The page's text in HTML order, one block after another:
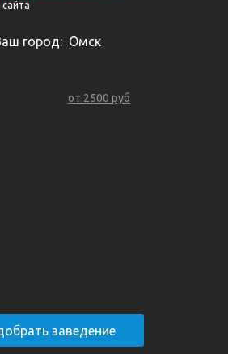
город: Омск
от 2500 руб
заведение